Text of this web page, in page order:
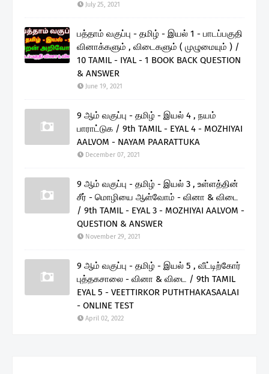
July 25, 2021
பத்தாம் வகுப்பு - தமிழ் - இயல் 1 - பாடப்பகுதி
வினாக்களும் , விடைகளும் ( முழுமையும் ) /
10 TAMIL - IYAL - 1 BOOK BACK QUESTION
& ANSWER
June 19, 2021
9 ஆம் வகுப்பு - தமிழ் - இயல் 4 , நயம்
பாராட்டுக / 9th TAMIL - EYAL 4 - MOZHIYAI
AALVOM - NAYAM PAARATTUKA
December 07, 2021
9 ஆம் வகுப்பு - தமிழ் - இயல் 3 , உள்ளத்தின்
சீர் - மொழியை ஆள்வோம் - வினா & விடை
/ 9th TAMIL - EYAL 3 - MOZHIYAI AALVOM -
QUESTION & ANSWER
November 29, 2021
9 ஆம் வகுப்பு - தமிழ் - இயல் 5 , வீட்டிற்கோர்
புத்தகசாலை - வினா & விடை / 9th TAMIL
EYAL 5 - VEETTIRKOR PUTHTHAKASAALAI
- ONLINE TEST
April 02, 2022